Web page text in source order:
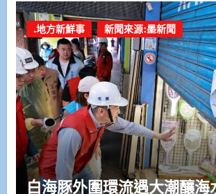
.地方新鮮事 新聞來源:墨新聞
白海豚外圍環流遇大潮釀